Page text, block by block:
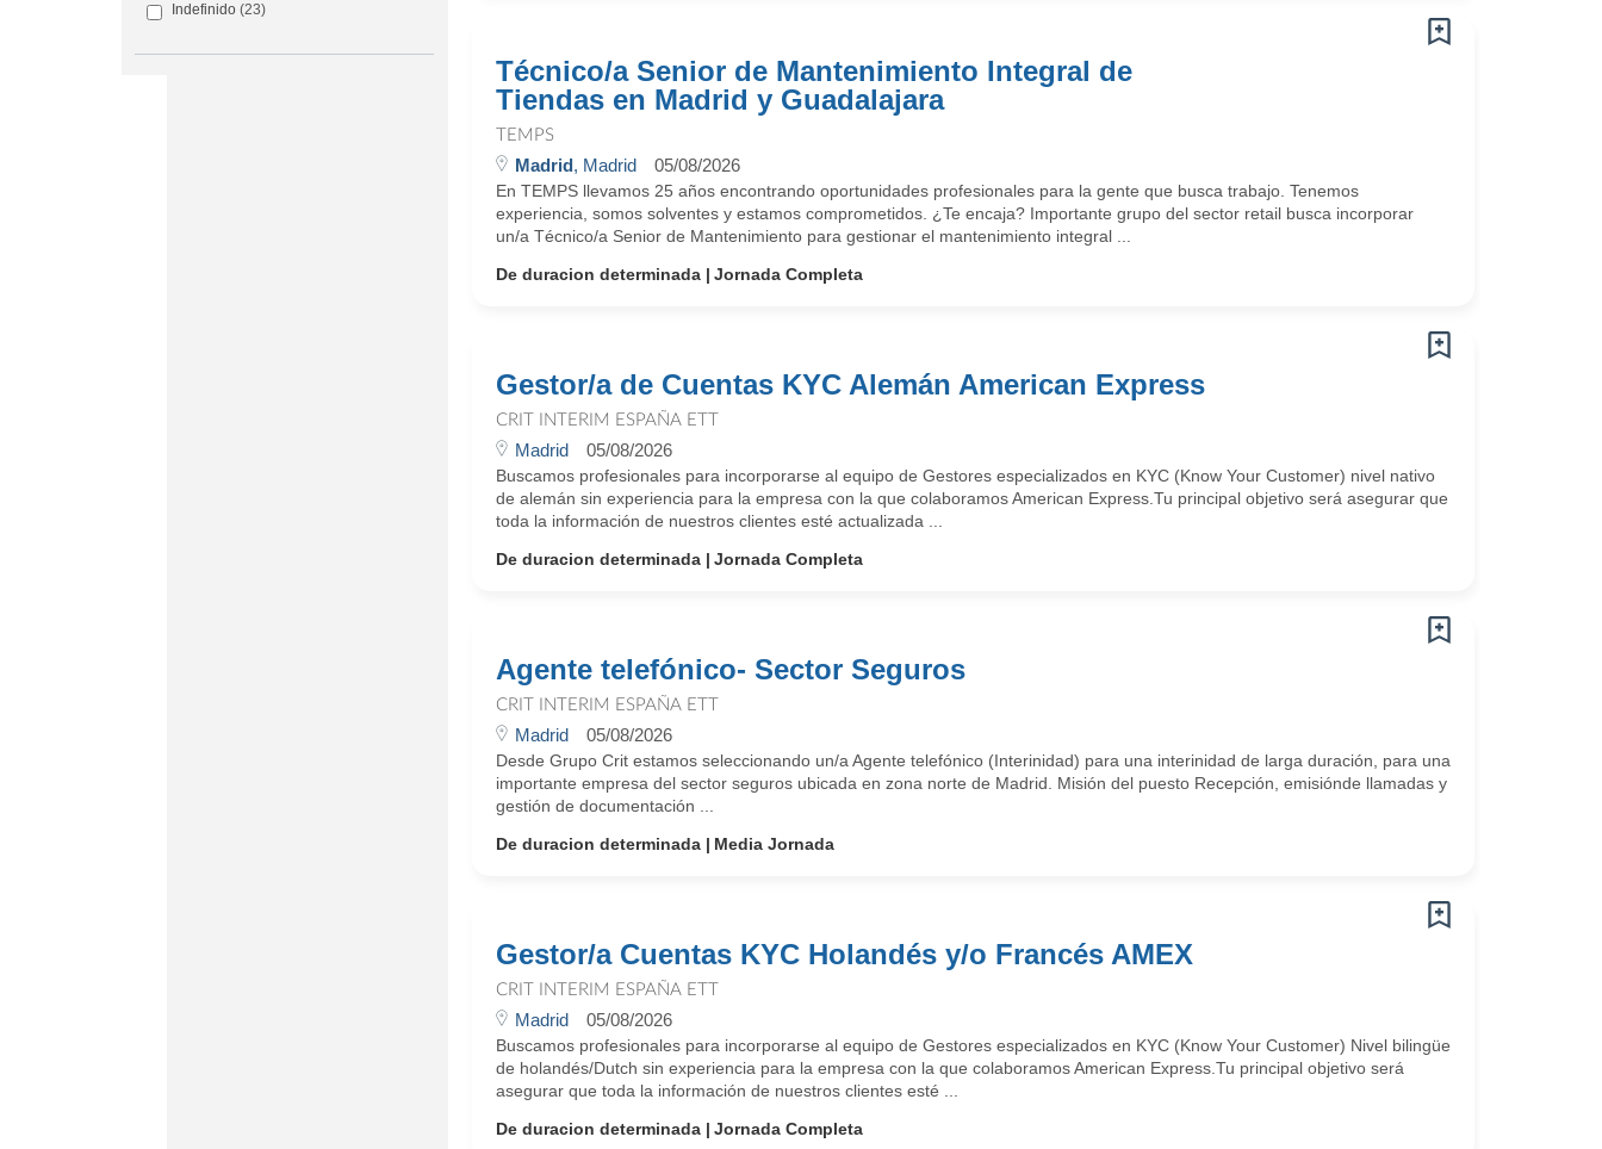
Indefinido (23)
Técnico/a Senior de Mantenimiento Integral de
Tiendas en Madrid y Guadalajara
TEMPS
Madrid, Madrid 05/08/2026
En TEMPS llevamos 25 años encontrando oportunidades profesionales para la gente que busca trabajo. Tenemos
experiencia, somos solventes y estamos comprometidos. ¿Te encaja? Importante grupo del sector retail busca incorporar
un/a Técnico/a Senior de Mantenimiento para gestionar el mantenimiento integral ...
De duracion determinada
Jornada Completa
Gestor/a de Cuentas KYC Alemán American Express
CRIT INTERIM ESPAÑA ETT
Madrid 05/08/2026
Buscamos profesionales para incorporarse al equipo de Gestores especializados en KYC (Know Your Customer) nivel nativo
de alemán sin experiencia para la empresa con la que colaboramos American Express.Tu principal objetivo será asegurar que
toda la información de nuestros clientes esté actualizada ...
De duracion determinada
Jornada Completa
Agente telefónico- Sector Seguros
CRIT INTERIM ESPAÑA ETT
Madrid 05/08/2026
Desde Grupo Crit estamos seleccionando un/a Agente telefónico (Interinidad) para una interinidad de larga duración, para una
importante empresa del sector seguros ubicada en zona norte de Madrid. Misión del puesto Recepción, emisiónde llamadas y
gestión de documentación ...
De duracion determinada
Media Jornada
Gestor/a Cuentas KYC Holandés y/o Francés AMEX
CRIT INTERIM ESPAÑA ETT
Madrid 05/08/2026
Buscamos profesionales para incorporarse al equipo de Gestores especializados en KYC (Know Your Customer) Nivel bilingüe
de holandés/Dutch sin experiencia para la empresa con la que colaboramos American Express.Tu principal objetivo será
asegurar que toda la información de nuestros clientes esté ...
De duracion determinada
Jornada Completa